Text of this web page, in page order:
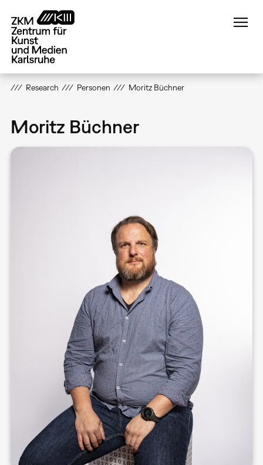
zum
Inhalt
Research Personen Moritz Büchner
Moritz Büchner